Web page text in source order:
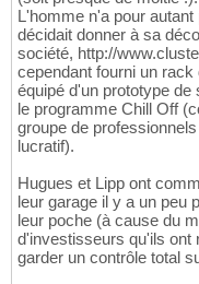
L'homme n'a pour
décidait donner à sa
société, http://
cependant fourni un
équipé d'un prototype
le programme Chill Off
groupe de
lucratif).
Hugues et Lipp ont
leur garage il y a un peu
leur poche (à cause du
d'investisseurs qu'ils ont
garder un contrôle total